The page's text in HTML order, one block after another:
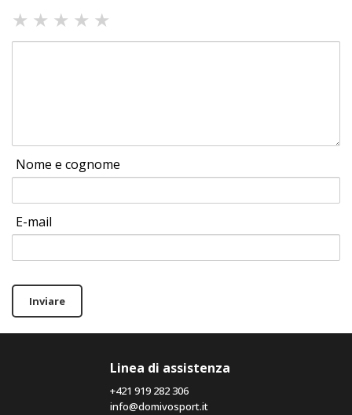
★ ★ ★ ★ ★
Nome e cognome
E-mail
Inviare
Linea di assistenza
+421 919 282 306
info@domivosport.it